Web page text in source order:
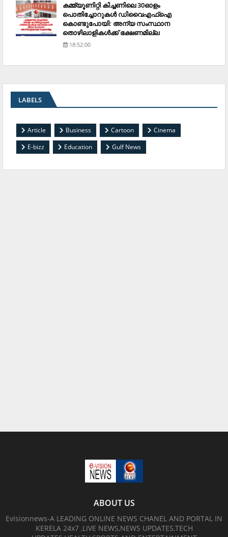
കമ്മ്യൂണിറ്റി കിച്ചണിലെ 30ഓളം
പൊതിച്ചോറുകള്‍ ഡിവൈഎഫ്‌ഐ
കൊണ്ടുപോയി: അന്യ സംസ്ഥാന
തൊഴിലാളികള്‍ക്ക് ഭക്ഷണമില്ല
18:52:00
LABELS
Article Business Cartoon
Cinema
E-bizz
Education Gulf News
ABOUT US
Evisionnews-A LEADING ONLINE NEWS CHANEL AND PORTAL IN
KERELA 24x7 ,LIVE NEWS,NEWS UPDATES,TECH